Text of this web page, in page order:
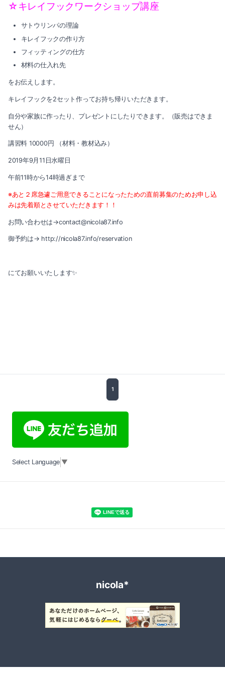
☆キレイフックワークショップ講座
サトウリンパの理論
キレイフックの作り方
フィッティングの仕方
材料の仕入れ先
をお伝えします。
キレイフックを2セット作ってお持ち帰りいただきます。
自分や家族に作ったり、プレゼントにしたりできます。（販売はできま
せん）
講習料 10000円 （材料・教材込み）
2019年9月11日水曜日
午前11時から14時過ぎまで
※あと２席急遽ご用意できることになったための直前募集のためお申し込
みは先着順とさせていただきます！！
お問い合わせは→contact@nicola87.info
御予約は→ http://nicola87.info/reservation
にてお願いいたします✨
1
Select Language ▼
nicola*